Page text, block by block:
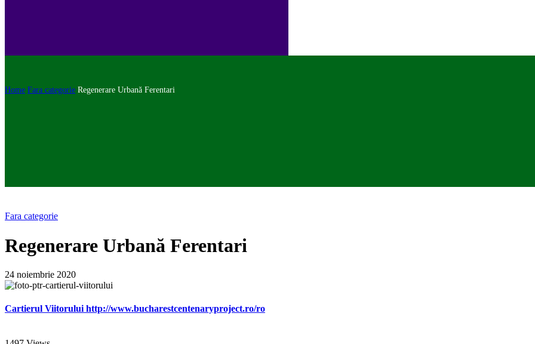
Home Fara categorie Regenerare Urbană Ferentari
Fara categorie
Regenerare Urbană Ferentari
24 noiembrie 2020
Cartierul Viitorului http://www.bucharestcentenaryproject.ro/ro